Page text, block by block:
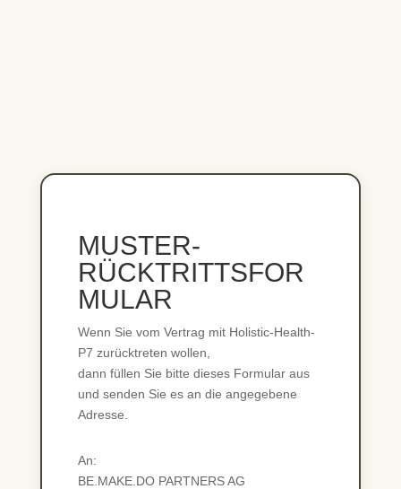
MUSTER-
RÜCKTRITTSFOR
MULAR
Wenn Sie vom Vertrag mit Holistic-Health-
P7 zurücktreten wollen,
dann füllen Sie bitte dieses Formular aus
und senden Sie es an die angegebene
Adresse.
An:
BE.MAKE.DO PARTNERS AG